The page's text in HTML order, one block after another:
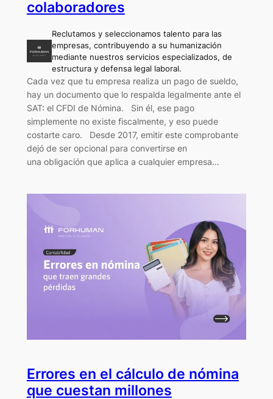
colaboradores
Reclutamos y seleccionamos talento para las
empresas, contribuyendo a su humanización
mediante nuestros servicios especializados, de
estructura y defensa legal laboral.
Cada vez que tu empresa realiza un pago de sueldo,
hay un documento que lo respalda legalmente ante el
SAT: el CFDI de Nómina. Sin él, ese pago
simplemente no existe fiscalmente, y eso puede
costarte caro. Desde 2017, emitir este comprobante
dejó de ser opcional para convertirse en
una obligación que aplica a cualquier empresa…
Errores en el cálculo de nómina
que cuestan millones